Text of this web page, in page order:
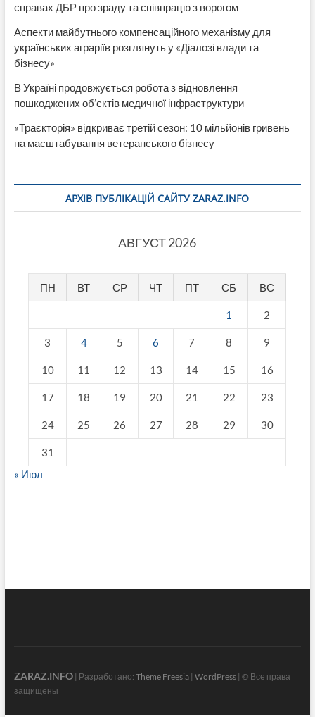
справах ДБР про зраду та співпрацю з ворогом
Аспекти майбутнього компенсаційного механізму для
українських аграріїв розглянуть у «Діалозі влади та
бізнесу»
В Україні продовжується робота з відновлення
пошкоджених об’єктів медичної інфраструктури
«Траєкторія» відкриває третій сезон: 10 мільйонів гривень
на масштабування ветеранського бізнесу
АРХІВ ПУБЛІКАЦІЙ САЙТУ ZARAZ.INFO
АВГУСТ 2026
ПН ВТ СР ЧТ ПТ СБ ВС
1 2
3 4 5 6 7 8 9
10 11 12 13 14 15 16
17 18 19 20 21 22 23
24 25 26 27 28 29 30
31
« Июл
ZARAZ.INFO| Разработано: Theme Freesia| WordPress| © Все права
защищены